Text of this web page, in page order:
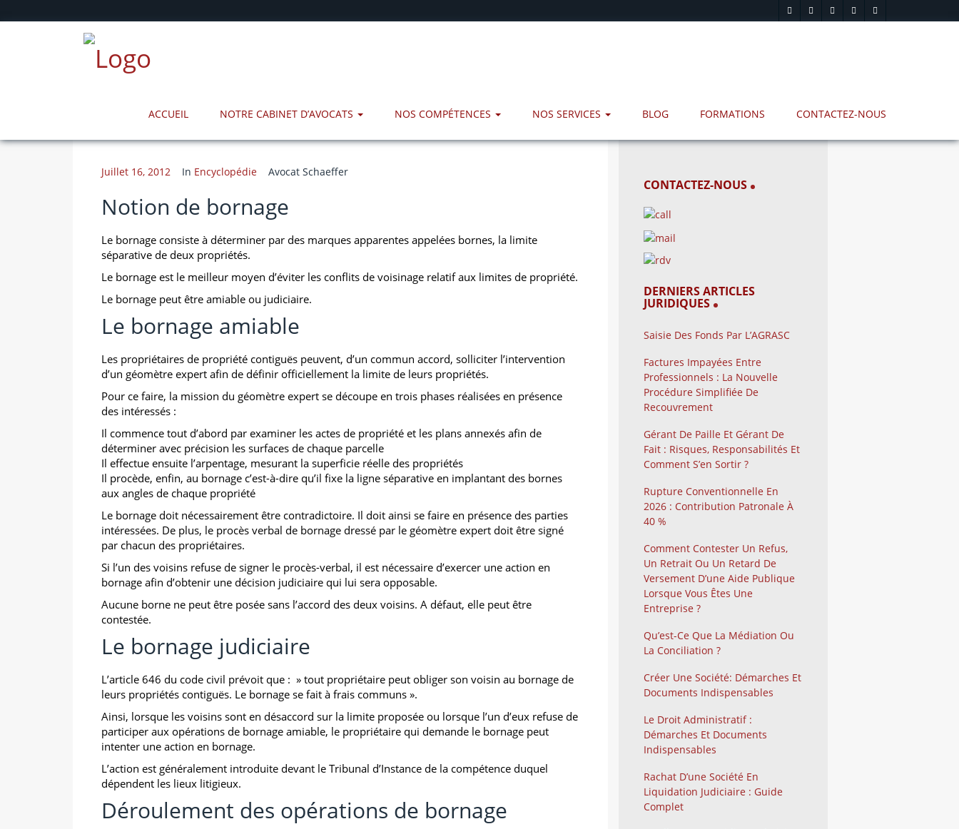
ACCUEIL NOTRE CABINET D’AVOCATS NOS COMPÉTENCES NOS SERVICES BLOG FORMATIONS CONTACTEZ-NOUS
Juillet 16, 2012 In Encyclopédie Avocat Schaeffer
Notion de bornage
Le bornage consiste à déterminer par des marques apparentes appelées bornes, la limite
séparative de deux propriétés.
Le bornage est le meilleur moyen d’éviter les conflits de voisinage relatif aux limites de propriété.
Le bornage peut être amiable ou judiciaire.
Le bornage amiable
Les propriétaires de propriété contiguës peuvent, d’un commun accord, solliciter l’intervention
d’un géomètre expert afin de définir officiellement la limite de leurs propriétés.
Pour ce faire, la mission du géomètre expert se découpe en trois phases réalisées en présence
des intéressés :
Il commence tout d’abord par examiner les actes de propriété et les plans annexés afin de
déterminer avec précision les surfaces de chaque parcelle
Il effectue ensuite l’arpentage, mesurant la superficie réelle des propriétés
Il procède, enfin, au bornage c’est-à-dire qu’il fixe la ligne séparative en implantant des bornes
aux angles de chaque propriété
Le bornage doit nécessairement être contradictoire. Il doit ainsi se faire en présence des parties
intéressées. De plus, le procès verbal de bornage dressé par le géomètre expert doit être signé
par chacun des propriétaires.
Si l’un des voisins refuse de signer le procès-verbal, il est nécessaire d’exercer une action en
bornage afin d’obtenir une décision judiciaire qui lui sera opposable.
Aucune borne ne peut être posée sans l’accord des deux voisins. A défaut, elle peut être
contestée.
Le bornage judiciaire
L’article 646 du code civil prévoit que : » tout propriétaire peut obliger son voisin au bornage de
leurs propriétés contiguës. Le bornage se fait à frais communs ».
Ainsi, lorsque les voisins sont en désaccord sur la limite proposée ou lorsque l’un d’eux refuse de
participer aux opérations de bornage amiable, le propriétaire qui demande le bornage peut
intenter une action en bornage.
L’action est généralement introduite devant le Tribunal d’Instance de la compétence duquel
dépendent les lieux litigieux.
Déroulement des opérations de bornage
CONTACTEZ-NOUS
DERNIERS ARTICLES
JURIDIQUES
Saisie Des Fonds Par L’AGRASC
Factures Impayées Entre
Professionnels : La Nouvelle
Procédure Simplifiée De
Recouvrement
Gérant De Paille Et Gérant De
Fait : Risques, Responsabilités Et
Comment S’en Sortir ?
Rupture Conventionnelle En
2026 : Contribution Patronale À
40 %
Comment Contester Un Refus,
Un Retrait Ou Un Retard De
Versement D’une Aide Publique
Lorsque Vous Êtes Une
Entreprise ?
Qu’est-Ce Que La Médiation Ou
La Conciliation ?
Créer Une Société: Démarches Et
Documents Indispensables
Le Droit Administratif :
Démarches Et Documents
Indispensables
Rachat D’une Société En
Liquidation Judiciaire : Guide
Complet